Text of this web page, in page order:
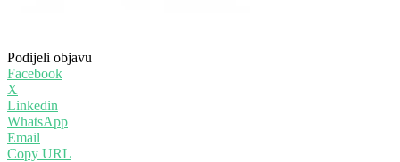
Podijeli objavu
Facebook
X
Linkedin
WhatsApp
Email
Copy URL